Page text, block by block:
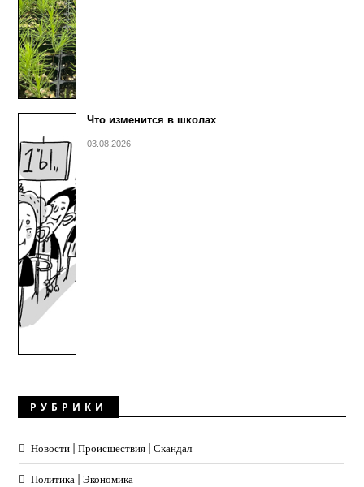
Что изменится в школах
03.08.2026
РУБРИКИ
Новости | Происшествия | Скандал
Политика | Экономика